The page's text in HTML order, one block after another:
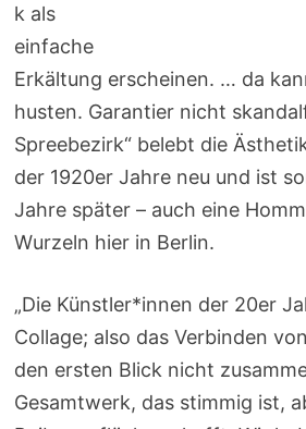
k als
einfache
Erkältung erscheinen. … da
husten. Garantier nicht
Spreebezirk“ belebt die
der 1920er Jahre neu und ist
Jahre später – auch eine
Wurzeln hier in Berlin.
„Die Künstler*innen der 20er
Collage; also das Verbinden
den ersten Blick nicht
Gesamtwerk, das stimmig ist,